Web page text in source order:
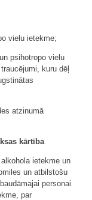
vielu ietekme;
psihotropo vielu
kuru dēļ
atzinumā
kārtība
ietekme un
un atbilstošu
personai
par